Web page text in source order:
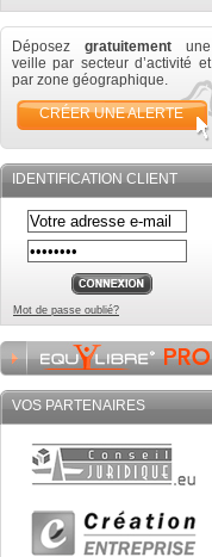
Déposez gratuitement une
veille par secteur d’activité et
par zone géographique.
CRÉER UNE ALERTE
IDENTIFICATION CLIENT
Mot de passe oublié?
VOS PARTENAIRES